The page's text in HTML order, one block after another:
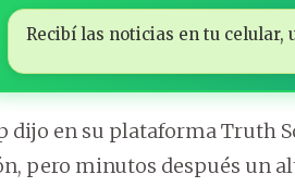
Recibí las noticias en tu celular,
dijo en su plataforma Truth
pero minutos después un